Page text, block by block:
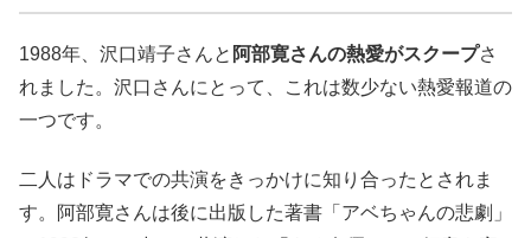
1988年、沢口靖子さんと 阿部寛さんの熱愛がスクープさ
れました。沢口さんにとって、これは数少ない熱愛報道の
一つです。
二人はドラマでの共演をきっかけに知り合ったとされま
す。阿部寛さんは後に出版した著書「アベちゃんの悲劇」